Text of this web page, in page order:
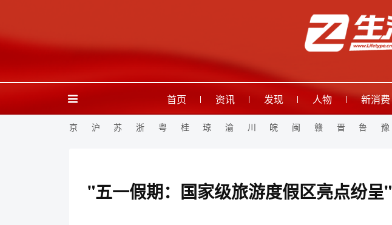
首页 资讯 发现 人物 新消费
京 沪 苏 浙 粤 桂 琼 渝 川 皖 闽 赣 晋 鲁 豫
"五一假期：国家级旅游度假区亮点纷呈"